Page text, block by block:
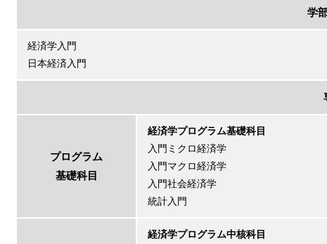
学
経済学入門
日本経済入門
プログラム
基礎科目
経済学プログラム基礎科目
入門ミクロ経済学
入門マクロ経済学
入門社会経済学
統計入門
経済学プログラム中核科目